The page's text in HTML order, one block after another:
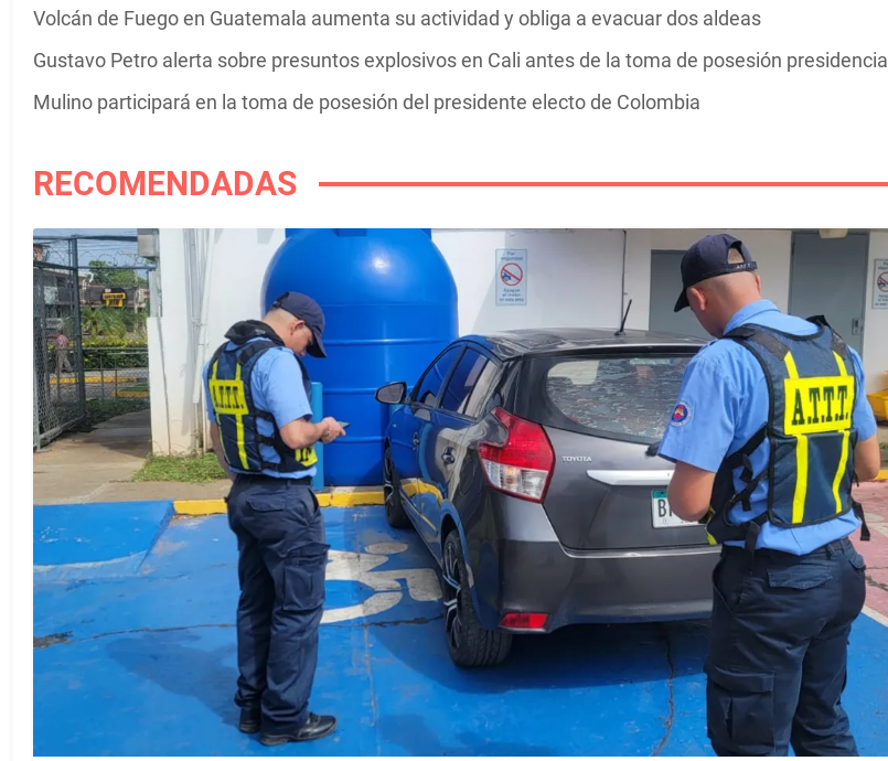
Volcán de Fuego en Guatemala aumenta su actividad y obliga a evacuar dos aldeas
Gustavo Petro alerta sobre presuntos explosivos en Cali antes de la toma de posesión presidencial
Mulino participará en la toma de posesión del presidente electo de Colombia
RECOMENDADAS